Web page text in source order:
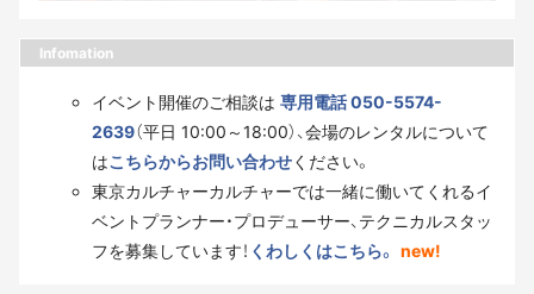
Infomation
イベント開催のご相談は 専用電話 050-5574-
2639（平日 10:00～18:00）、会場のレンタルについて
はこちらからお問い合わせください。
東京カルチャーカルチャーでは一緒に働いてくれるイ
ベントプランナー・プロデューサー、テクニカルスタッ
フを募集しています！ くわしくはこちら。 new!